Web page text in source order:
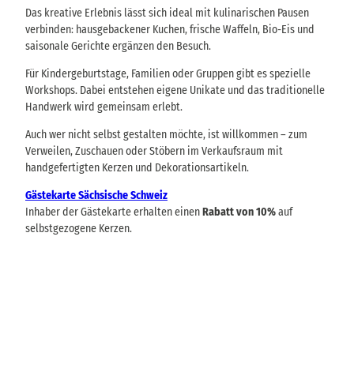
Das kreative Erlebnis lässt sich ideal mit kulinarischen Pausen
verbinden: hausgebackener Kuchen, frische Waffeln, Bio-Eis und
saisonale Gerichte ergänzen den Besuch.
Für Kindergeburtstage, Familien oder Gruppen gibt es spezielle
Workshops. Dabei entstehen eigene Unikate und das traditionelle
Handwerk wird gemeinsam erlebt.
Auch wer nicht selbst gestalten möchte, ist willkommen – zum
Verweilen, Zuschauen oder Stöbern im Verkaufsraum mit
handgefertigten Kerzen und Dekorationsartikeln.
Gästekarte Sächsische Schweiz
Inhaber der Gästekarte erhalten einenRabatt von 10%auf
selbstgezogene Kerzen.